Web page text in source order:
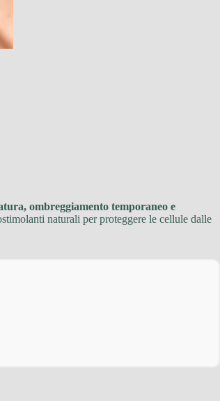
ombreggiamento temporaneo e
naturali per proteggere le cellule dalle